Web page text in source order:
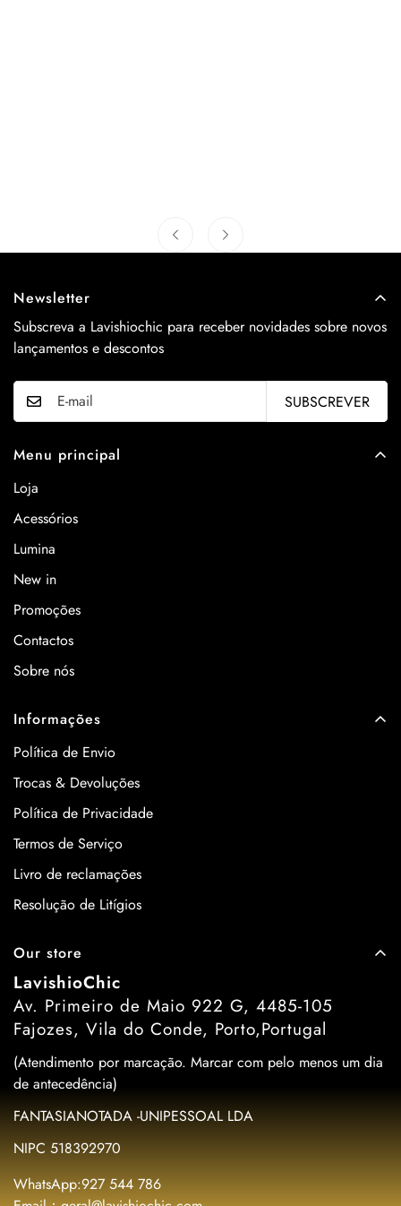
Newsletter
Subscreva a Lavishiochic para receber novidades sobre novos
lançamentos e descontos
SUBSCREVER
Menu principal
Loja
Acessórios
Lumina
New in
Promoções
Contactos
Sobre nós
Informações
Política de Envio
Trocas & Devoluções
Política de Privacidade
Termos de Serviço
Livro de reclamações
Resolução de Litígios
Our store
LavishioChic
Av. Primeiro de Maio 922 G, 4485-105
Fajozes, Vila do Conde, Porto,Portugal
(Atendimento por marcação. Marcar com pelo menos um dia
de antecedência)
FANTASIANOTADA -UNIPESSOAL LDA
NIPC 518392970
WhatsApp:927 544 786